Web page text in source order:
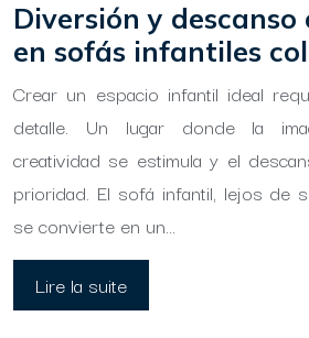
Diversión y
en sofás infantiles
Crear un espacio infantil ideal
detalle. Un lugar donde la
creatividad se estimula y el
prioridad. El sofá infantil, lejos de
se convierte en un…
Lire la suite